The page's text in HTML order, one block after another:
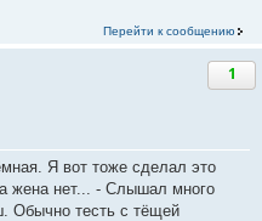
Перейти к сообщению
1
Я вот тоже сделал это
жена нет... - Слышал много
Обычно тесть с тёщей